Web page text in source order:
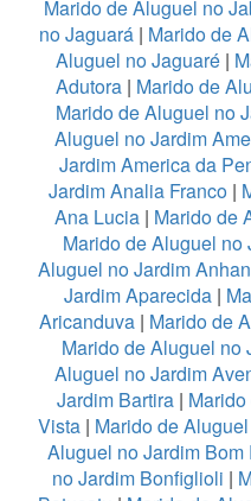
Marido de Aluguel no
no Jaguará| Marido de
Aluguel no Jaguaré|
Adutora | Marido de
Marido de Aluguel no
Aluguel no Jardim
Jardim America da
Jardim Analia Franco|
Ana Lucia | Marido de
Marido de Aluguel no
Aluguel no Jardim
Jardim Aparecida|
Aricanduva| Marido de
Marido de Aluguel no
Aluguel no Jardim
Jardim Bartira |
Vista| Marido de
Aluguel no Jardim Bom
no Jardim Bonfiglioli |